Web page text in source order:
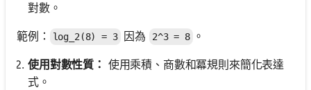
對數。
範例： log_2(8) = 3 因為 2^3 = 8 。
使用對數性質： 使用乘積、商數和冪規則來簡化表達
式。